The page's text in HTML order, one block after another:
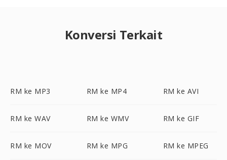
Konversi Terkait
RM ke MP3 RM ke MP4 RM ke AVI
RM ke WAV RM ke WMV RM ke GIF
RM ke MOV RM ke MPG RM ke MPEG